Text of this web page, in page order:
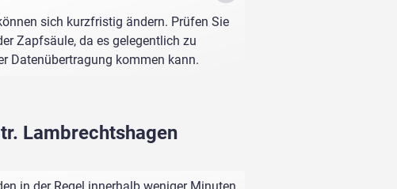
sich kurzfristig ändern. Prüfen Sie
Zapfsäule, da es gelegentlich zu
Datenübertragung kommen kann.
Lambrechtshagen